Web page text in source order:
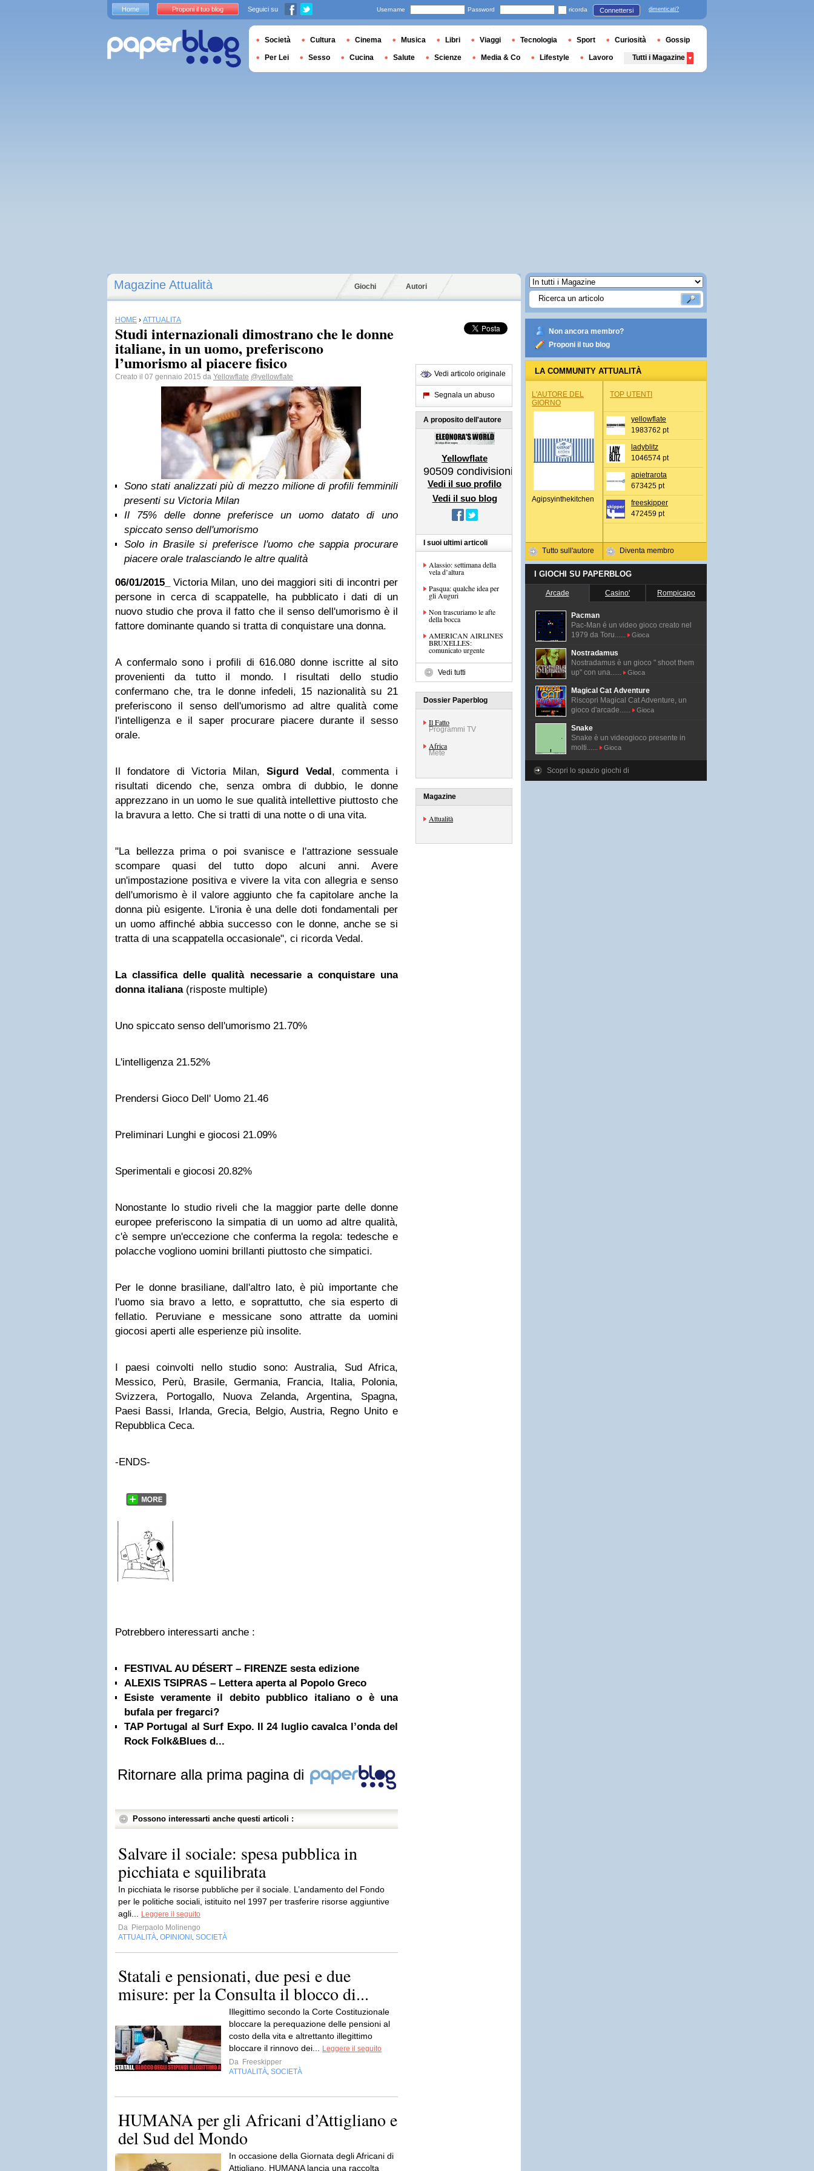
Magazine Attualità Giochi Autori
HOME › ATTUALITÀ
Studi internazionali dimostrano che le donne
italiane, in un uomo, preferiscono
l’umorismo al piacere fisico
Creato il 07 gennaio 2015 da Yellowflate @yellowflate
Sono stati analizzati più di mezzo milione di profili femminili
presenti su Victoria Milan
Il 75% delle donne preferisce un uomo datato di uno
spiccato senso dell'umorismo
Solo in Brasile si preferisce l'uomo che sappia procurare
piacere orale tralasciando le altre qualità
06/01/2015_Victoria Milan, uno dei maggiori siti di incontri per
persone in cerca di scappatelle, ha pubblicato i dati di un
nuovo studio che prova il fatto che il senso dell'umorismo è il
fattore dominante quando si tratta di conquistare una donna.
A confermalo sono i profili di 616.080 donne iscritte al sito
provenienti da tutto il mondo. I risultati dello studio
confermano che, tra le donne infedeli, 15 nazionalità su 21
preferiscono il senso dell'umorismo ad altre qualità come
l'intelligenza e il saper procurare piacere durante il sesso
orale.
Il fondatore di Victoria Milan,Sigurd Vedal, commenta i
risultati dicendo che, senza ombra di dubbio, le donne
apprezzano in un uomo le sue qualità intellettive piuttosto che
la bravura a letto. Che si tratti di una notte o di una vita.
"La bellezza prima o poi svanisce e l'attrazione sessuale
scompare quasi del tutto dopo alcuni anni. Avere
un'impostazione positiva e vivere la vita con allegria e senso
dell'umorismo è il valore aggiunto che fa capitolare anche la
donna più esigente. L'ironia è una delle doti fondamentali per
un uomo affinché abbia successo con le donne, anche se si
tratta di una scappatella occasionale", ci ricorda Vedal.
La classifica delle qualità necessarie a conquistare una
donna italiana(risposte multiple)
Uno spiccato senso dell'umorismo 21.70%
L'intelligenza 21.52%
Prendersi Gioco Dell' Uomo 21.46
Preliminari Lunghi e giocosi 21.09%
Sperimentali e giocosi 20.82%
Nonostante lo studio riveli che la maggior parte delle donne
europee preferiscono la simpatia di un uomo ad altre qualità,
c'è sempre un'eccezione che conferma la regola: tedesche e
polacche vogliono uomini brillanti piuttosto che simpatici.
Per le donne brasiliane, dall'altro lato, è più importante che
l'uomo sia bravo a letto, e soprattutto, che sia esperto di
fellatio. Peruviane e messicane sono attratte da uomini
giocosi aperti alle esperienze più insolite.
I paesi coinvolti nello studio sono: Australia, Sud Africa,
Messico, Perù, Brasile, Germania, Francia, Italia, Polonia,
Svizzera, Portogallo, Nuova Zelanda, Argentina, Spagna,
Paesi Bassi, Irlanda, Grecia, Belgio, Austria, Regno Unito e
Repubblica Ceca.
-ENDS-
Potrebbero interessarti anche :
FESTIVAL AU DÉSERT – FIRENZE sesta edizione
ALEXIS TSIPRAS – Lettera aperta al Popolo Greco
Esiste veramente il debito pubblico italiano o è una
bufala per fregarci?
TAP Portugal al Surf Expo. Il 24 luglio cavalca l’onda del
Rock Folk&Blues d...
Ritornare alla prima pagina di
Possono interessarti anche questi articoli :
Salvare il sociale: spesa pubblica in
picchiata e squilibrata
In picchiata le risorse pubbliche per il sociale. L’andamento del Fondo
per le politiche sociali, istituito nel 1997 per trasferire risorse aggiuntive
agli...
Leggere il seguito
Da Pierpaolo Molinengo
ATTUALITÀ OPINIONI SOCIETÀ
Statali e pensionati, due pesi e due
misure: per la Consulta il blocco di...
Illegittimo secondo la Corte Costituzionale
bloccare la perequazione delle pensioni al
costo della vita e altrettanto illegittimo
bloccare il rinnovo dei...
Leggere il seguito
Da Freeskipper
ATTUALITÀ SOCIETÀ
HUMANA per gli Africani d’Attigliano e
del Sud del Mondo
In occasione della Giornata degli Africani di
Attigliano, HUMANA lancia una raccolta
Vedi articolo originale
Segnala un abuso
A proposito dell'autore
Yellowflate
90509 condivisioni
Vedi il suo profilo
Vedi il suo blog
I suoi ultimi articoli
Alassio: settimana della
vela d’altura
Pasqua: qualche idea per
gli Auguri
Non trascuriamo le afte
della bocca
AMERICAN AIRLINES
BRUXELLES:
comunicato urgente
Vedi tutti
Dossier Paperblog
Il Fatto
Programmi TV
Africa
Mete
Magazine
Attualità
Non ancora membro?
Proponi il tuo blog
LA COMMUNITY ATTUALITÀ
L'AUTORE DEL
GIORNO
Agipsyinthekitchen
Tutto sull'autore
TOP UTENTI
yellowflate
1983762 pt
ladyblitz
1046574 pt
apietrarota
673425 pt
freeskipper
472459 pt
Diventa membro
I GIOCHI SU PAPERBLOG
Arcade Casino' Rompicapo
Pacman
Pac-Man é un video gioco creato nel
1979 da Toru......
Gioca
Nostradamus
Nostradamus è un gioco " shoot them
up" con una......
Gioca
Magical Cat Adventure
Riscopri Magical Cat Adventure, un
gioco d'arcade......
Gioca
Snake
Snake è un videogioco presente in
molti......
Gioca
Scopri lo spazio giochi di
Home Proponi il tuo blog Seguici su Username Password ricorda Connettersi dimenticati?
Società Cultura Cinema Musica Libri Viaggi Tecnologia Sport Curiosità Gossip
Per Lei Sesso Cucina Salute Scienze Media & Co Lifestyle Lavoro Tutti i Magazine